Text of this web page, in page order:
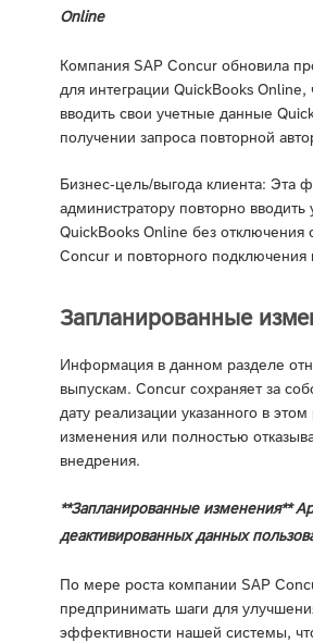
Online
Компания SAP Concur обновила
для интеграции QuickBooks
вводить свои учетные данные
получении запроса повторной
Бизнес-цель/выгода клиента: Эта
администратору повторно
QuickBooks Online без отключения
Concur и повторного подключения
Запланированные
Информация в данном разделе
выпускам. Concur сохраняет за
дату реализации указанного в
изменения или полностью
внедрения.
**Запланированные изменения**
деактивированных данных
По мере роста компании SAP
предпринимать шаги для
эффективности нашей системы,